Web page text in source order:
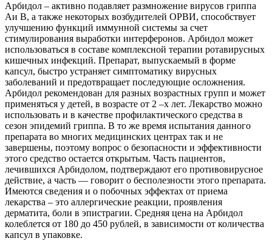
Арбидол – активно подавляет размножение вирусов гриппа
Аи В, а также некоторых возбудителей ОРВИ, способствует
улучшению функций иммунной системы за счет
стимулирования выработки интерферонов. Арбидол может
использоваться в составе комплексной терапии ротавирусных
кишечных инфекций. Препарат, выпускаемый в форме
капсул, быстро устраняет симптоматику вирусных
заболеваний и предотвращает последующие осложнения.
Арбидол рекомендован для разных возрастных групп и может
применяться у детей, в возрасте от 2 –х лет. Лекарство можно
использовать и в качестве профилактического средства в
сезон эпидемий гриппа. В то же время испытания данного
препарата во многих медицинских центрах так и не
завершены, поэтому вопрос о безопасности и эффективности
этого средство остается открытым. Часть пациентов,
лечившихся Арбидолом, подтверждают его противовирусное
действие, а часть — говорит о бесполезности этого препарата.
Имеются сведения и о побочных эффектах от приема
лекарства – это аллергические реакции, проявления
дерматита, боли в эпистрагии. Средняя цена на Арбидол
колеблется от 180 до 450 рублей, в зависимости от количества
капсул в упаковке.